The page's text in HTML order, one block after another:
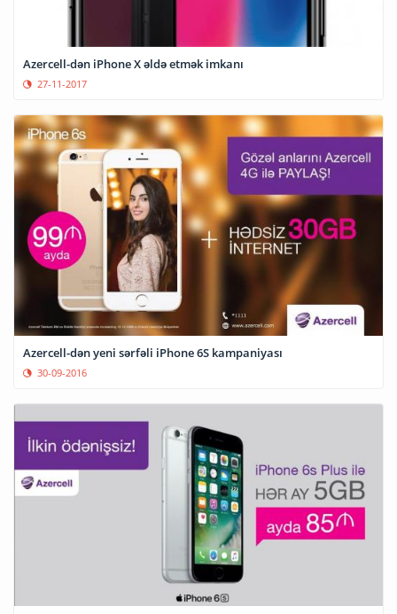
Azercell-dən iPhone X əldə etmək imkanı
27-11-2017
Azercell-dən yeni sərfəli iPhone 6S kampaniyası
30-09-2016